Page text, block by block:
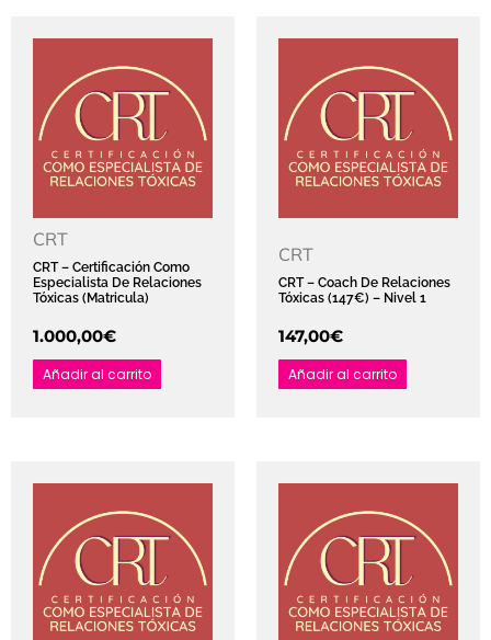
CRT
CRT – Certificación Como
Especialista De Relaciones
Tóxicas (Matricula)
1.000,00€
Añadir al carrito
CRT
CRT – Coach De Relaciones
Tóxicas (147€) – Nivel 1
147,00€
Añadir al carrito